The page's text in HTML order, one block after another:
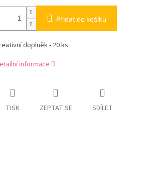
Přidat do košíku
doplněk - 20 ks
informace
TISK ZEPTAT SE SDÍLET